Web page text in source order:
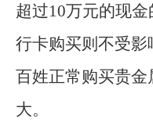
超过10万元的现
行卡购买则不受影
百姓正常购买贵
大。